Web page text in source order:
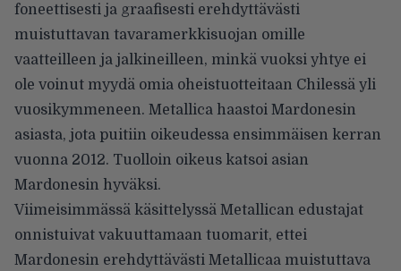
foneettisesti ja graafisesti erehdyttävästi
muistuttavan tavaramerkkisuojan omille
vaatteilleen ja jalkineilleen, minkä vuoksi yhtye ei
ole voinut myydä omia oheistuotteitaan Chilessä yli
vuosikymmeneen. Metallica haastoi Mardonesin
asiasta, jota puitiin oikeudessa ensimmäisen kerran
vuonna 2012. Tuolloin oikeus katsoi asian
Mardonesin hyväksi.
Viimeisimmässä käsittelyssä Metallican edustajat
onnistuivat vakuuttamaan tuomarit, ettei
Mardonesin erehdyttävästi Metallicaa muistuttava